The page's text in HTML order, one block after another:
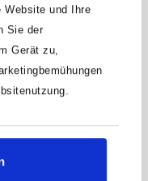
Website und Ihre
Sie der
Gerät zu,
730HS
In